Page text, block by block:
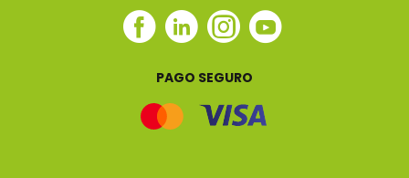
Facebook
Linkedin
Instagram
Youtube
PAGO SEGURO